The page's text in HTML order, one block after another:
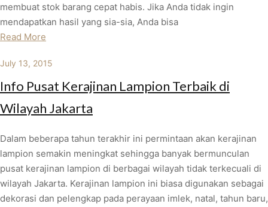
membuat stok barang cepat habis. Jika Anda tidak ingin
mendapatkan hasil yang sia-sia, Anda bisa
Read More
July 13, 2015
Info Pusat Kerajinan Lampion Terbaik di
Wilayah Jakarta
Dalam beberapa tahun terakhir ini permintaan akan kerajinan
lampion semakin meningkat sehingga banyak bermunculan
pusat kerajinan lampion di berbagai wilayah tidak terkecuali di
wilayah Jakarta. Kerajinan lampion ini biasa digunakan sebagai
dekorasi dan pelengkap pada perayaan imlek, natal, tahun baru,